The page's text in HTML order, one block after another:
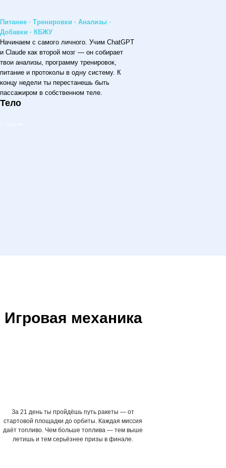
Питание · Тренировки · Анализы ·
Добавки · КБЖУ
Начинаем с самого личного. Учим ChatGPT
и Claude как второй мозг — он собирает
твои анализы, программу тренировок,
питание и протоколы в одну систему. К
концу недели ты перестанешь быть
пассажиром в собственном теле.
Тело
Игровая механика
За 21 день ты пройдёшь путь ракеты — от
стартовой площадки до орбиты. Каждая миссия
даёт топливо. Чем больше топлива — тем выше
летишь и тем серьёзнее призы в финале.